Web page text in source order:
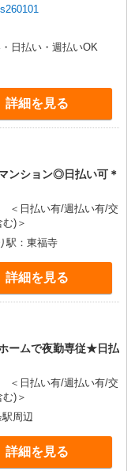
前払い・日払い・週払いOK
詳細を見る
ンション◎日払い可＊
＜日払い有/週払い有/交
)＞
駅：東福寺
詳細を見る
ームで夜勤専従★日払
＜日払い有/週払い有/交
)＞
周辺
詳細を見る